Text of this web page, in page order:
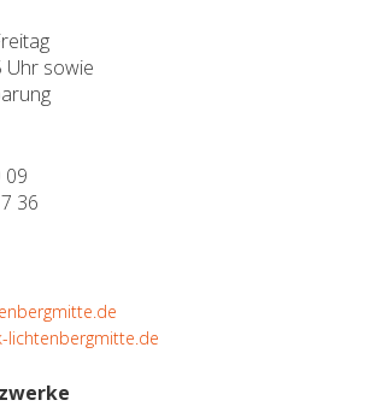
Uhr sowie
09
36
lichtenbergmitte.de